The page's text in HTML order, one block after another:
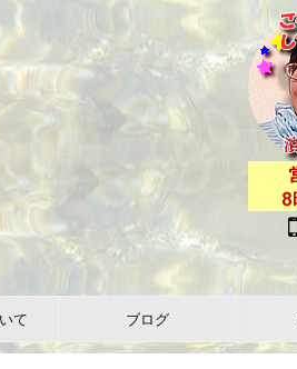
て ブログ